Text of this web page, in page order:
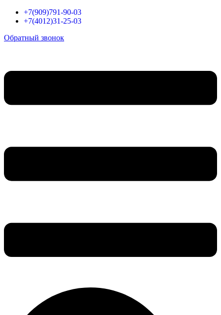
+7(909)791-90-03
+7(4012)31-25-03
Обратный звонок